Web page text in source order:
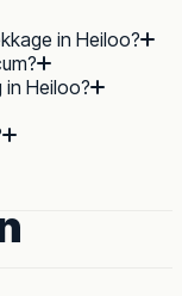
in Heiloo?
Heiloo?